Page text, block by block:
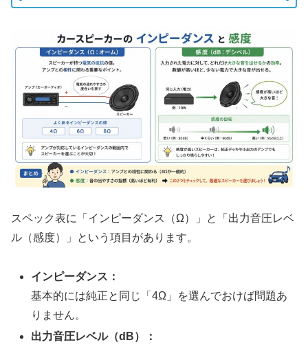
スペック表に「インピーダンス（Ω）」と「出力音圧レベ
ル（感度）」という項目があります。
インピーダンス：
基本的には純正と同じ「4Ω」を選んでおけば問題あ
りません。
出力音圧レベル（dB）：